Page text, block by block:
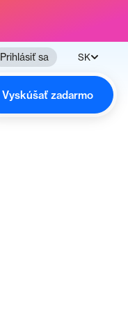
Prihlásiť sa SK
Vyskúšať zadarmo